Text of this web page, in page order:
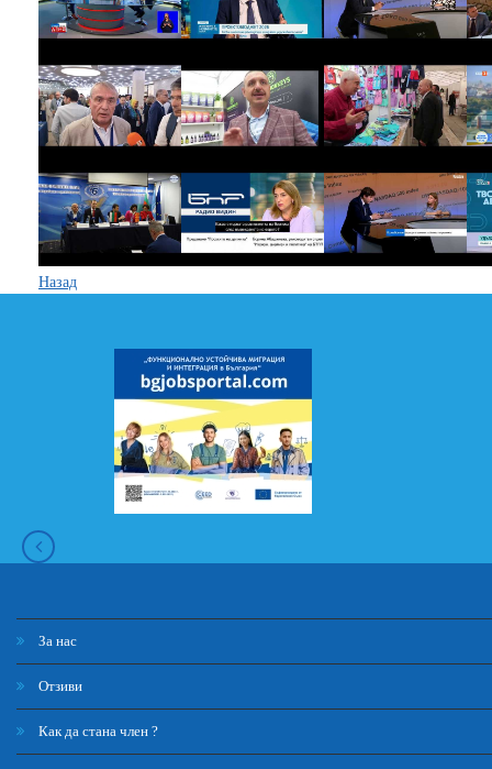
Назад
За нас
Отзиви
Как да стана член ?